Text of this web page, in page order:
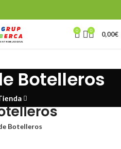
0 0 0,00€
Botelleros
Botelleros